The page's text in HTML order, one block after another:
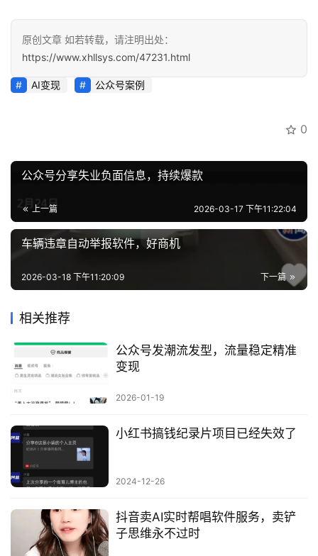
创
业
资
员
区
原创文章 如若转载，请注明出处：
https://www.xhllsys.com/47231.html
AI变现 公众号案例
0
公众号分享失业负面信息，持续爆款
上一篇 2026-03-17 下午11:22:04
车辆违章自动举报软件，好商机
下一篇
2026-03-18 下午11:20:09
相关推荐
公众号发潮流发型，流量稳定精准
变现
2026-01-19
小红书搞钱纪录片项目已经失效了
2024-12-26
抖音卖AI实时帮唱软件服务，卖铲
子思维永不过时